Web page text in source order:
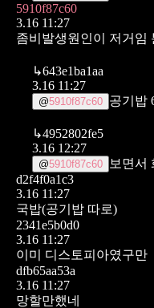
5910f87c60
3.16 11:27
좀비발생원인이 저거임
↳643e1ba1aa
3.16 11:27
@5910f87c60 공기밥
↳4952802fe5
3.16 12:27
@5910f87c60
보면서
d2f4f0a1c3
3.16 11:27
국밥(공기밥 따로)
2341e5b0d0
3.16 11:27
이미 디스토피아였구만
dfb65aa53a
3.16 11:27
망할만했네